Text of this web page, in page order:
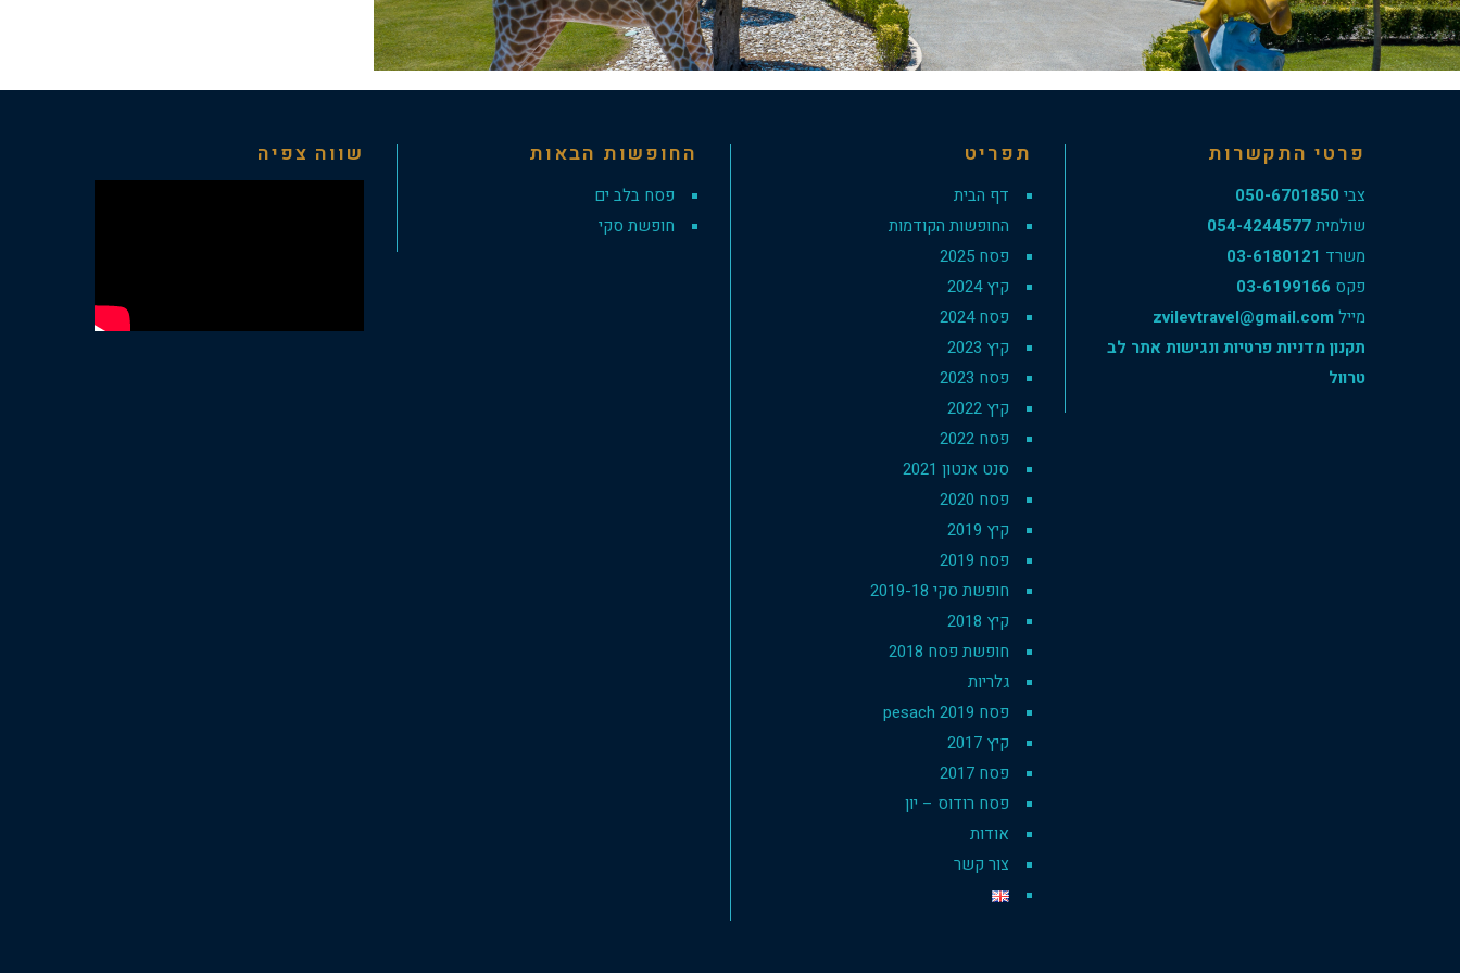
פרטי התקשרות
צבי 050-6701850
שולמית054-4244577
משרד 03-6180121
פקס 03-6199166
מייל zvilevtravel@gmail.com
תקנון מדניות פרטיות ונגישות אתר לב
טרוול
תפריט
דף הבית
החופשות הקודמות
פסח 2025
קיץ 2024
פסח 2024
קיץ 2023
פסח 2023
קיץ 2022
פסח 2022
סנט אנטון 2021
פסח 2020
קיץ 2019
פסח 2019
חופשת סקי 2019-18
קיץ 2018
חופשת פסח 2018
גלריות
פסח 2019 pesach
קיץ 2017
פסח 2017
פסח רודוס – יון
אודות
צור קשר
החופשות הבאות
פסח בלב ים
חופשת סקי
שווה צפיה